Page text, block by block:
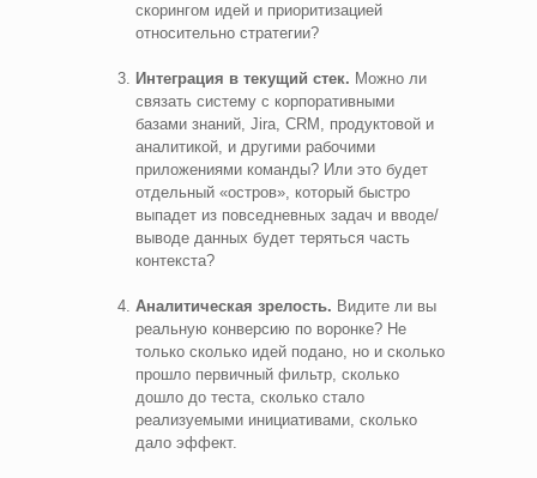
скорингом идей и приоритизацией
относительно стратегии?
Интеграция в текущий стек. Можно ли
связать систему с корпоративными
базами знаний, Jira, CRM, продуктовой и
аналитикой, и другими рабочими
приложениями команды? Или это будет
отдельный «остров», который быстро
выпадет из повседневных задач и вводе/
выводе данных будет теряться часть
контекста?
Аналитическая зрелость. Видите ли вы
реальную конверсию по воронке? Не
только сколько идей подано, но и сколько
прошло первичный фильтр, сколько
дошло до теста, сколько стало
реализуемыми инициативами, сколько
дало эффект.